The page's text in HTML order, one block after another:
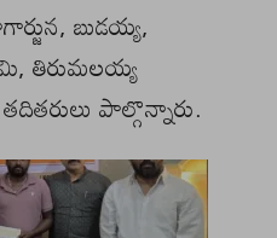
బుడయ్య,
తిరుమలయ్య
పాల్గొన్నారు.